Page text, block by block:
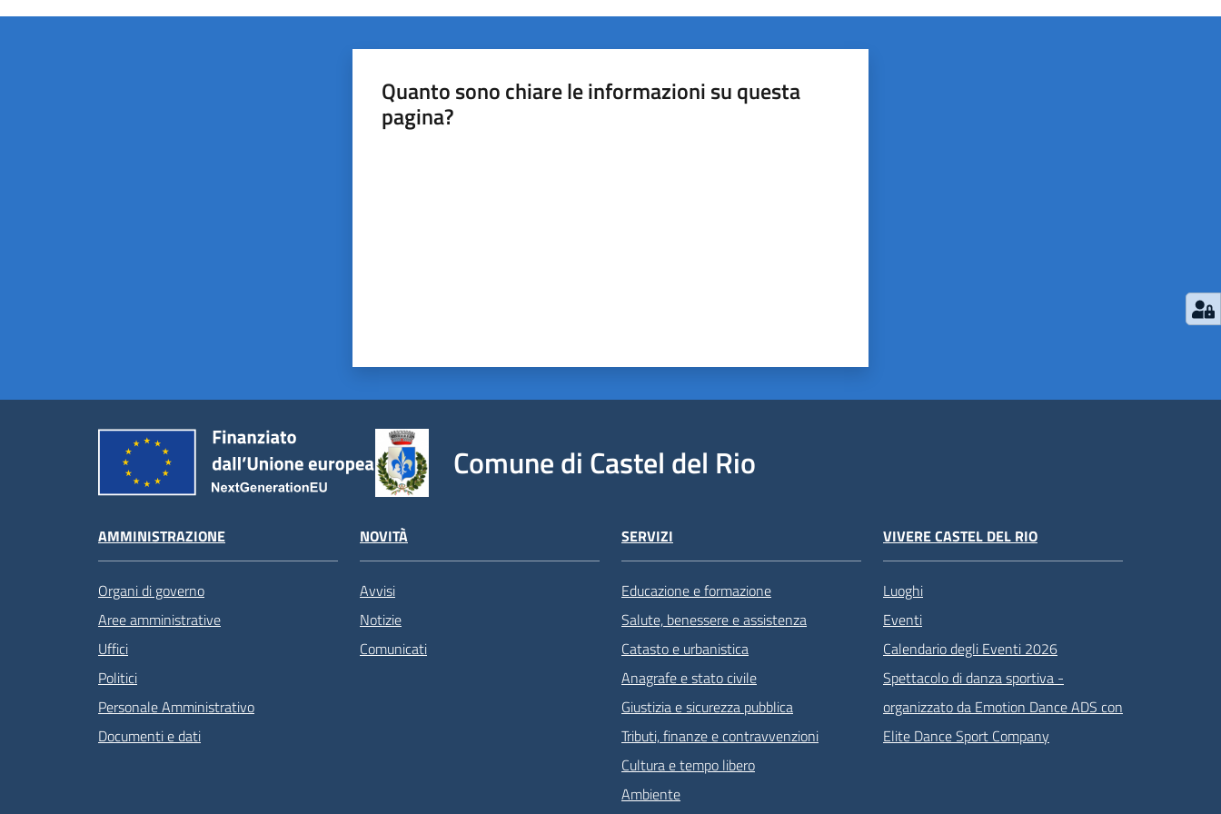
Quanto sono chiare le informazioni su questa
pagina?
Comune di Castel del Rio
AMMINISTRAZIONE
Organi di governo
Aree amministrative
Uffici
Politici
Personale Amministrativo
Documenti e dati
NOVITÀ
Avvisi
Notizie
Comunicati
SERVIZI
Educazione e formazione
Salute, benessere e assistenza
Catasto e urbanistica
Anagrafe e stato civile
Giustizia e sicurezza pubblica
Tributi, finanze e contravvenzioni
Cultura e tempo libero
Ambiente
VIVERE CASTEL DEL RIO
Luoghi
Eventi
Calendario degli Eventi 2026
Spettacolo di danza sportiva -
organizzato da Emotion Dance ADS con
Elite Dance Sport Company